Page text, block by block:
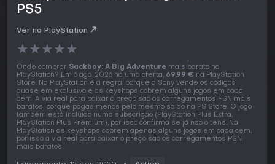
PS5
Ver no PlayStation
★★★★★
Onde comprar Sackboy: A Big Adventure mais barato na
PlayStation? Em 6 ago. 2026 há uma oferta, 69,99 € na PlayStation
Store. Na PlayStation é a regra, porque a Sony vende os códigos
quase em exclusivo e as keyshops cobrem alguns jogos em cada
cem. A via real para baixar o preço são os carregamentos PSN mais
baratos, porque pagas menos pelo mesmo saldo na PS Store. O jogo
também está incluído numa subscrição (PlayStation Plus Extra,
PlayStation Plus Premium), por isso confirma se já não o tens. Na
PlayStation as keyshops cobrem apenas alguns jogos em cada cem,
por isso a via real para baixar o preço são os carregamentos PSN
mais baratos.